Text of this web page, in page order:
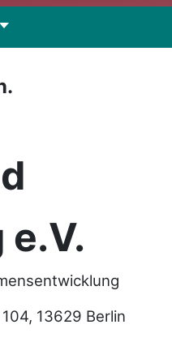
13629 Berlin